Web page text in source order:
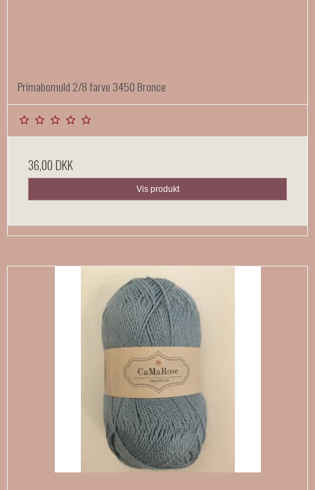
Primabomuld 2/8 farve 3450 Bronce
36,00 DKK
Vis produkt